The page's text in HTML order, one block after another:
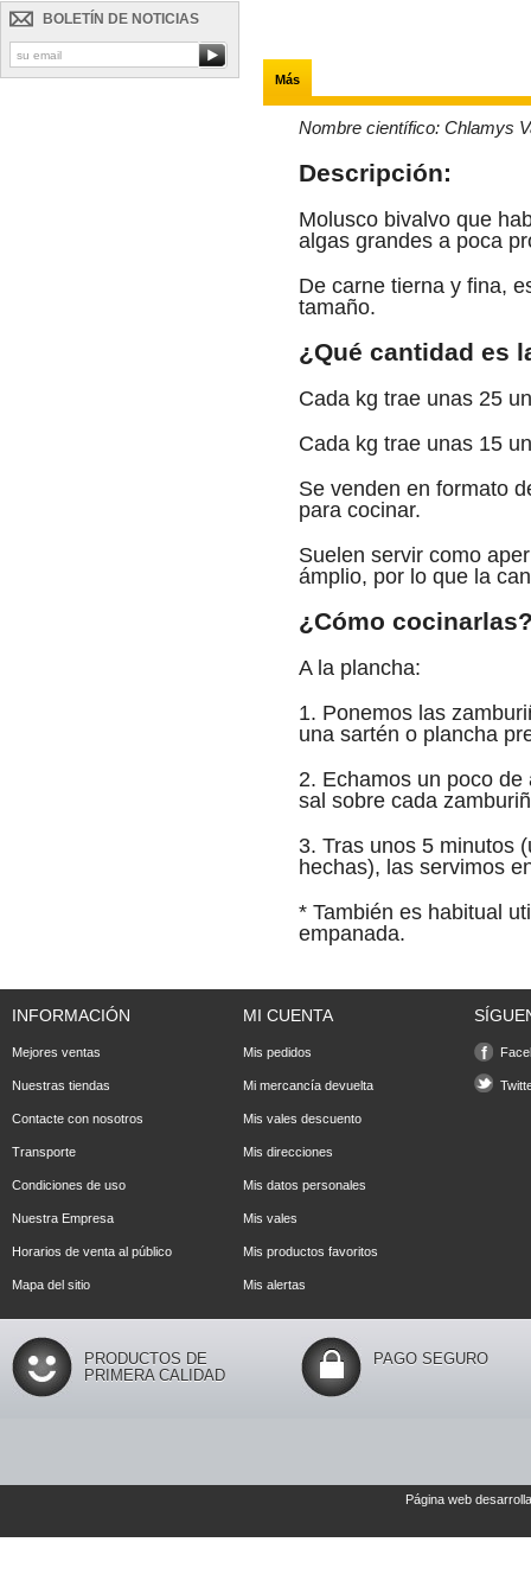
BOLETÍN DE NOTICIAS
Más
Nombre científico: Chlamys
Descripción:
Molusco bivalvo que
algas grandes a poca
De carne tierna y fina,
tamaño.
¿Qué cantidad es
Cada kg trae unas 25
Cada kg trae unas 15
Se venden en formato
para cocinar.
Suelen servir como
ámplio, por lo que la
¿Cómo
A la plancha:
1. Ponemos las
una sartén o plancha
2. Echamos un poco
sal sobre cada
3. Tras unos 5 minutos
hechas), las servimos
* También es habitual
empanada.
INFORMACIÓN
Mejores ventas
Nuestras tiendas
Contacte con nosotros
Transporte
Condiciones de uso
Nuestra Empresa
Horarios de venta al público
Mapa del sitio
MI CUENTA
Mis pedidos
Mi mercancía devuelta
Mis vales descuento
Mis direcciones
Mis datos personales
Mis vales
Mis productos favoritos
Mis alertas
PRODUCTOS DE
PRIMERA CALIDAD
PAGO SEGURO
Página web